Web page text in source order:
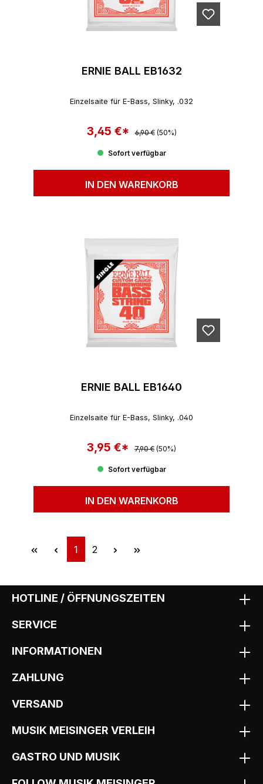
ERNIE BALL EB1632
Einzelsaite für E-Bass, Slinky, .032
Verkaufspreis:
3,45 €* Regulärer Preis:
6,90 € (50%)
Sofort verfügbar
IN DEN WARENKORB
ERNIE BALL EB1640
Einzelsaite für E-Bass, Slinky, .040
Verkaufspreis:
3,95 €* Regulärer Preis:
7,90 € (50%)
Sofort verfügbar
IN DEN WARENKORB
Seite
1 Seite
2
HOTLINE / ÖFFNUNGSZEITEN
SERVICE
INFORMATIONEN
ZAHLUNG
VERSAND
MUSIK MEISINGER VERLEIH
GASTRO UND MUSIK